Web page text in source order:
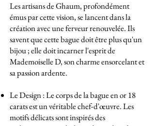
Les artisans de Ghaum, profondément
émus par cette vision, se lancent dans la
création avec une ferveur renouvelée. Ils
savent que cette bague doit être plus qu'un
bijou ; elle doit incarner l'esprit de
Mademoiselle D, son charme ensorcelant et
sa passion ardente.
Le Design : Le corps de la bague en or 18
carats est un véritable chef-d'œuvre. Les
motifs délicats sont inspirés des